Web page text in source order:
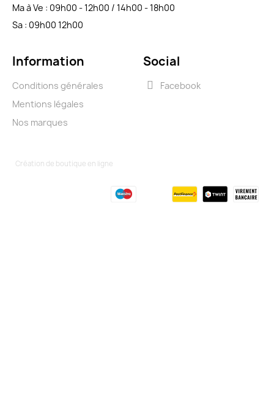
Ma à Ve : 09h00 - 12h00 / 14h00 - 18h00
Sa : 09h00 12h00
Information
Conditions générales
Mentions légales
Nos marques
Social
Facebook
Création de boutique en ligne